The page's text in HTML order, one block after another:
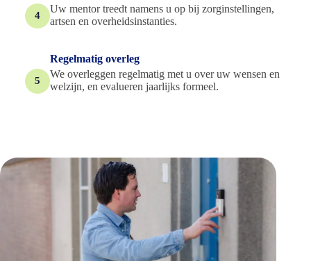
4
Uw mentor treedt namens u op bij zorginstellingen,
artsen en overheidsinstanties.
5
Regelmatig overleg
We overleggen regelmatig met u over uw wensen en
welzijn, en evalueren jaarlijks formeel.